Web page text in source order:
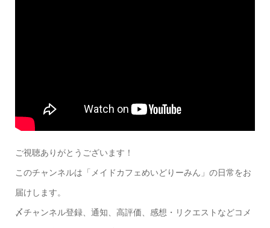
ご視聴ありがとうございます！
このチャンネルは「メイドカフェめいどりーみん」の日常をお
届けします。
〆チャンネル登録、通知、高評価、感想・リクエストなどコメ